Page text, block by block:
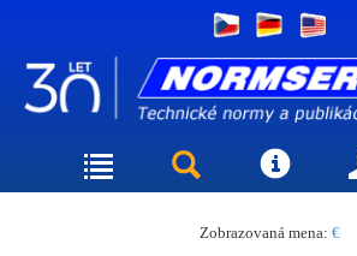
Zobrazovaná mena: €